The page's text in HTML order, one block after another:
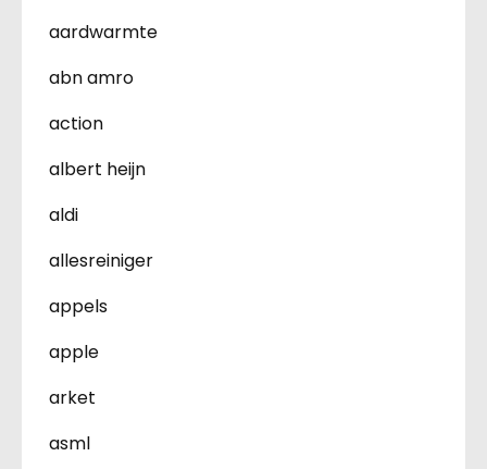
aardwarmte
abn amro
action
albert heijn
aldi
allesreiniger
appels
apple
arket
asml